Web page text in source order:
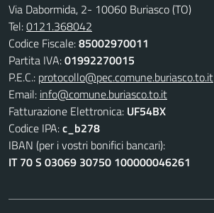
Via Dabormida, 2- 10060 Buriasco (TO)
Tel:0121.368042
Codice Fiscale:85002970011
Partita IVA:01992270015
P.E.C.: protocollo@pec.comune.buriasco.to.it
Email: info@comune.buriasco.to.it
Fatturazione Elettronica: UF54BX
Codice IPA:c_b278
IBAN (per i vostri bonifici bancari):
IT 70 S 03069 30750 100000046261